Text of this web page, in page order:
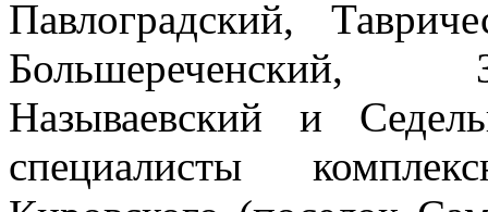
Павлоградский,
Большереченский,
Называевский и
специалисты